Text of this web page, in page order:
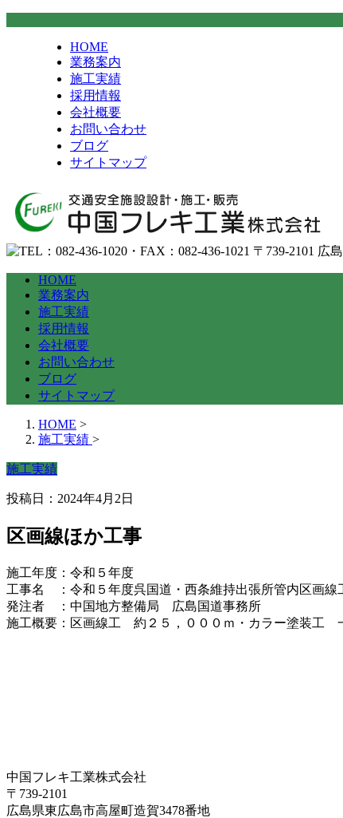
HOME
業務案内
施工実績
採用情報
会社概要
お問い合わせ
ブログ
サイトマップ
HOME
業務案内
施工実績
採用情報
会社概要
お問い合わせ
ブログ
サイトマップ
HOME >
施工実績 >
施工実績
投稿日：2024年4月2日
区画線ほか工事
施工年度：令和５年度
工事名 ：令和５年度呉国道・西条維持出張所管内区画線
発注者 ：中国地方整備局 広島国道事務所
施工概要：区画線工 約２５，０００ｍ・カラー塗装
中国フレキ工業株式会社
〒739-2101
広島県東広島市高屋町造賀3478番地